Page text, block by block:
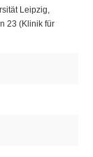
Leipzig,
23 (Klinik für